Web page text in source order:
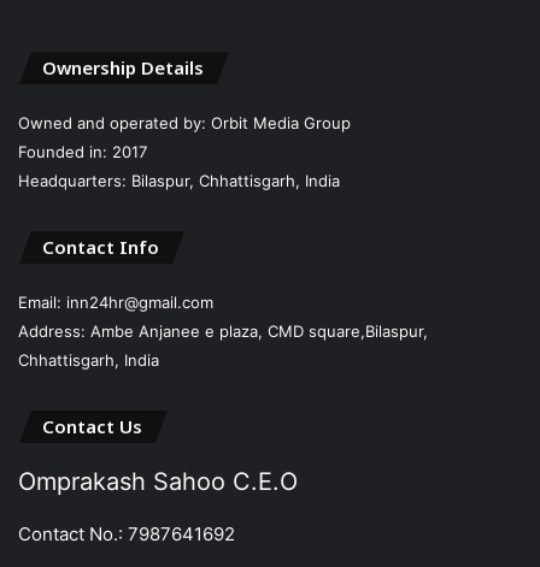
Ownership Details
Owned and operated by: Orbit Media Group
Founded in: 2017
Headquarters: Bilaspur, Chhattisgarh, India
Contact Info
Email: inn24hr@gmail.com
Address: Ambe Anjanee e plaza, CMD square,Bilaspur,
Chhattisgarh, India
Contact Us
Omprakash Sahoo C.E.O
Contact No.: 7987641692